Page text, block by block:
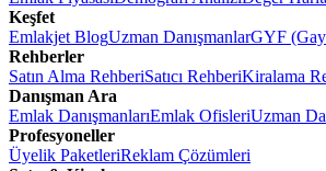
Keşfet
Emlakjet BlogUzman DanışmanlarGYF
Rehberler
Satın Alma RehberiSatıcı RehberiKiralama
Danışman Ara
Emlak DanışmanlarıEmlak OfisleriUzman
Profesyoneller
Üyelik PaketleriReklam Çözümleri